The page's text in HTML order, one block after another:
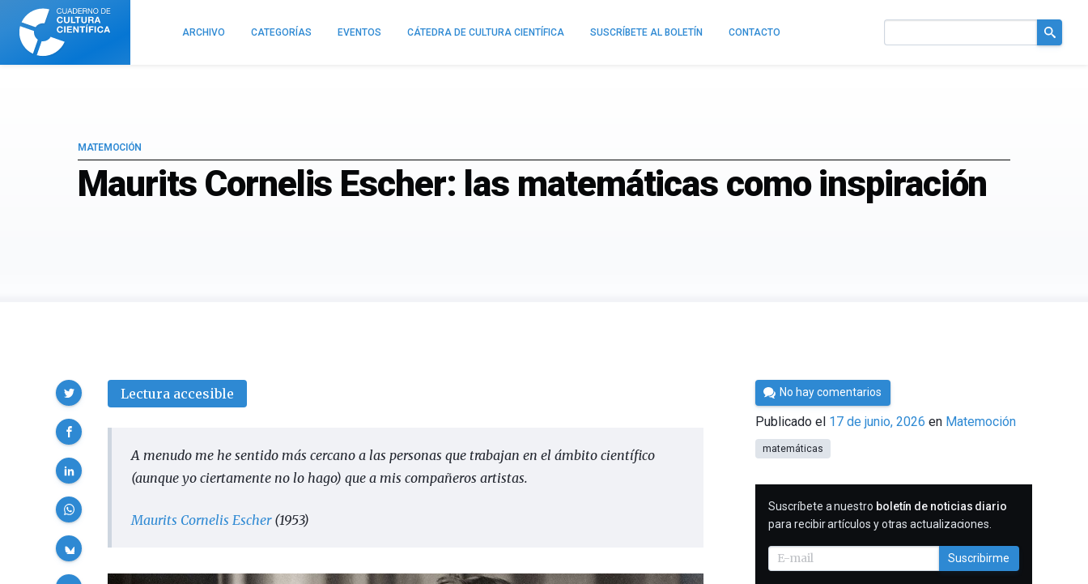
Cuaderno
Cultura
Científica
ARCHIVO CATEGORÍAS EVENTOS CÁTEDRA DE CULTURA CIENTÍFICA SUSCRÍBETE AL BOLETÍN CONTACTO
Maurits Cornelis Escher: las matemáticas como inspiración
MATEMOCIÓN
Lectura accesible
A menudo me he sentido más cercano a las personas que trabajan en el ámbito científico
(aunque yo ciertamente no lo hago) que a mis compañeros artistas.
Maurits Cornelis Escher(1953)
Compartir
Por
César
Tomé
No hay comentarios
Publicado el 17 de junio, 2026 en Matemoción
matemáticas
SUSCRIBIRME
Suscríbete a nuestro boletín de noticias diario
para recibir artículos y otras actualizaciones.
Suscribirme